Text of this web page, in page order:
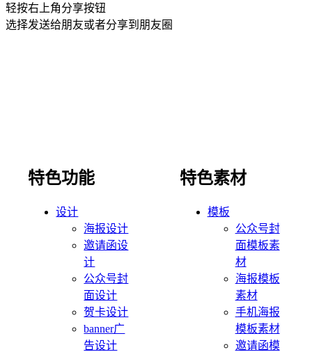
轻按右上角分享按钮
选择发送给朋友或者分享到朋友圈
特色功能
设计
海报设计
邀请函设
计
公众号封
面设计
贺卡设计
banner广
告设计
特色素材
模板
公众号封
面模板素
材
海报模板
素材
手机海报
模板素材
邀请函模